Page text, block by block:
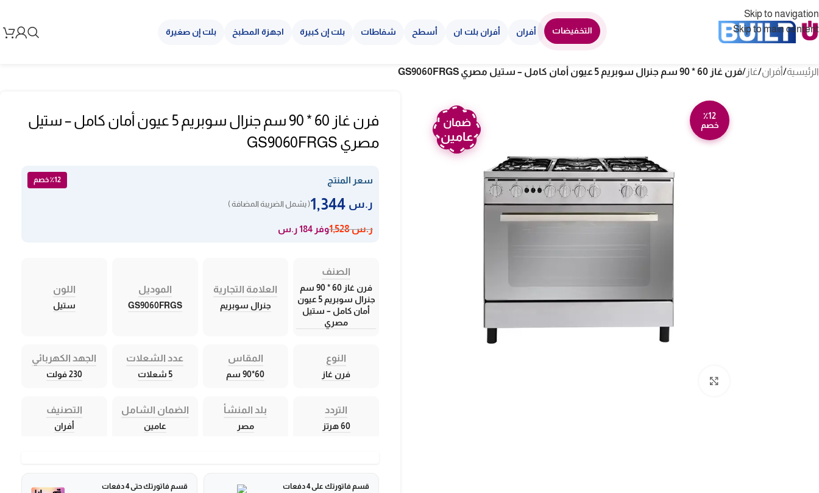
Skip to navigation
Skip to main content
التخفيضات أفران أفران بلت ان أسطح شفاطات بلت إن كبيرة اجهزة المطبخ بلت إن صغيرة
الرئيسية/أفران/غاز /فرن غاز 60 * 90 سم جنرال سوبريم 5 عيون أمان كامل – ستيل مصري GS9060FRGS
٪12
خصم
ضمان
عامين
فرن غاز 60 * 90 سم جنرال سوبريم 5 عيون أمان كامل – ستيل
مصري GS9060FRGS
سعر المنتج ٪12 خصم
ر.س ( يشمل الضريبة المضافة )
ر.س1,528 وفر 184 ر.س
الصنف
فرن غاز 60 * 90 سم
جنرال سوبريم 5 عيون
أمان كامل – ستيل
مصري
العلامة التجارية
جنرال سوبريم
الموديل
GS9060FRGS
اللون
ستيل
النوع
فرن غاز
المقاس
60*90 سم
عدد الشعلات
5 شعلات
الجهد الكهربائي
230 فولت
التردد
60 هرتز
بلد المنشأ
مصر
الضمان الشامل
عامين
التصنيف
أفران
قسم فاتورتك على 4 دفعات قسم فاتورتك حتى 4 دفعات